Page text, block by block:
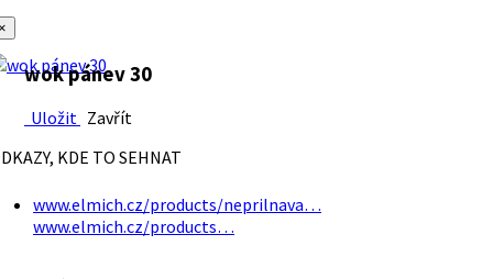
wok pánev 30
Uložit Zavřít
KDE TO SEHNAT
www.elmich.cz/products/neprilnava…
www.elmich.cz/products…